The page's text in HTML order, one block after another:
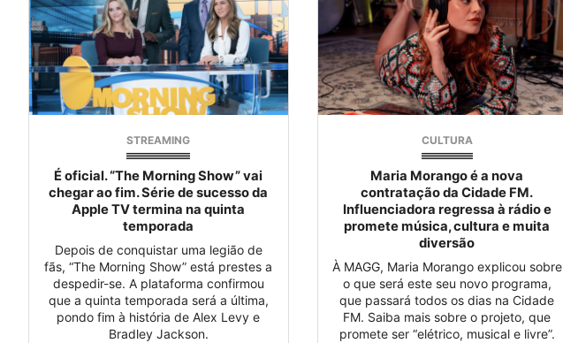
STREAMING
É oficial. “The Morning Show” vai
chegar ao fim. Série de sucesso da
Apple TV termina na quinta
temporada
Depois de conquistar uma legião de
fãs, “The Morning Show” está prestes a
despedir-se. A plataforma confirmou
que a quinta temporada será a última,
pondo fim à história de Alex Levy e
Bradley Jackson.
CULTURA
Maria Morango é a nova
contratação da Cidade FM.
Influenciadora regressa à rádio e
promete música, cultura e muita
diversão
À MAGG, Maria Morango explicou sobre
o que será este seu novo programa,
que passará todos os dias na Cidade
FM. Saiba mais sobre o projeto, que
promete ser “elétrico, musical e livre”.